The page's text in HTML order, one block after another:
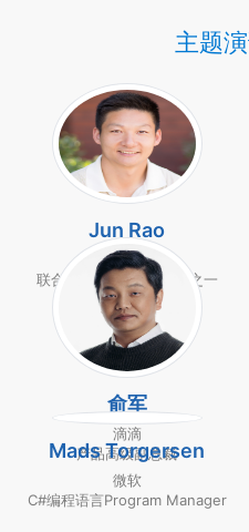
主题
Jun Rao
Confluent
联合创始人，Kafka作者之一
俞军
滴滴
产品高级副总裁
Mads Torgersen
微软
C#编程语言Program Manager